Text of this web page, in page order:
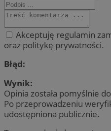
Akceptuję regulamin
oraz politykę prywatności.
Błąd:
Wynik:
Opinia została pomyślnie
Po przeprowadzeniu
udostępniona publicznie.